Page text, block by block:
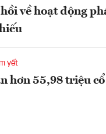
về hoạt động
yết
hơn 55,98 triệu